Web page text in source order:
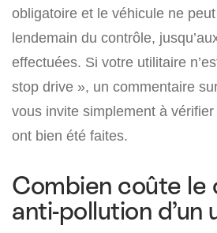
obligatoire et le véhicule ne
lendemain du contrôle,
effectuées. Si votre utilitaire
stop drive », un commentaire
vous invite simplement à
ont bien été faites.
Combien coûte le
anti-pollution d’un